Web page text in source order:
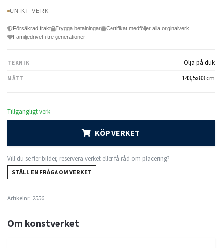
UNIKT VERK
Försäkrad frakt Trygga betalningar
Certifikat medföljer alla originalverk
Familjedrivet i tre generationer
TEKNIK Olja på duk
MÅTT 143,5x83 cm
Tillgängligt verk
KÖP VERKET
Vill du se fler bilder, reservera verket eller få råd om placering?
STÄLL EN FRÅGA OM VERKET
Artikelnr: 2556
Om konstverket